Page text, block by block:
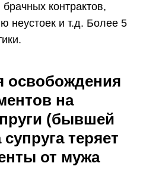
контрактов,
неустоек и т.д. Более 5
освобождения
на
(бывшей
теряет
от мужа